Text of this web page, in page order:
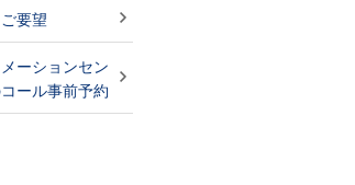
要望
ーションセン
ール事前予約